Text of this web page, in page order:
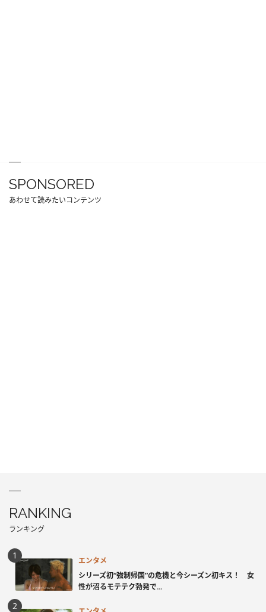
SPONSORED
あわせて読みたいコンテンツ
RANKING
ランキング
エンタメ
シリーズ初“強制帰国”の危機と今シーズン初キス！ 女
性が沼るモテテク勃発で...